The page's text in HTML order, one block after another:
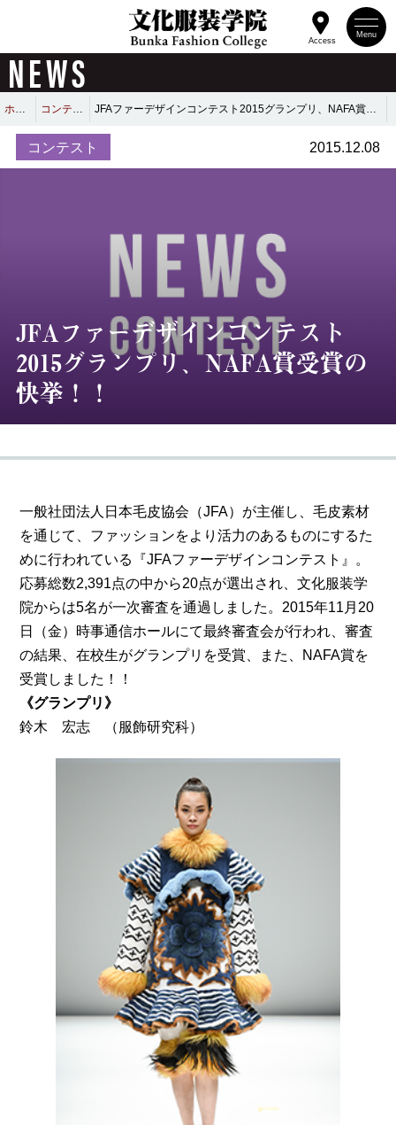
Menu
Access
NEWS
ホーム コンテスト JFAファーデザインコンテスト2015グランプリ、NAFA賞受賞の快挙！！
コンテスト 2015.12.08
JFAファーデザインコンテスト
2015グランプリ、NAFA賞受賞の
快挙！！
一般社団法人日本毛皮協会（JFA）が主催し、毛皮素材
を通じて、ファッションをより活力のあるものにするた
めに行われている『JFAファーデザインコンテスト』。
応募総数2,391点の中から20点が選出され、文化服装学
院からは5名が一次審査を通過しました。2015年11月20
日（金）時事通信ホールにて最終審査会が行われ、審査
の結果、在校生がグランプリを受賞、また、NAFA賞を
受賞しました！！
《グランプリ》
鈴木 宏志
（服飾研究科）